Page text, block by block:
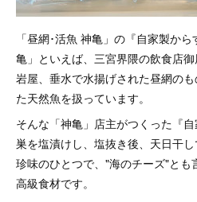
「昼網･活魚 神亀」の『自家製か
亀」といえば、三宮界隈の飲食店
岩屋、垂水で水揚げされた昼網の
た天然魚を扱っています。
そんな「神亀」店主がつくった『
巣を塩漬けし、塩抜き後、天日干
珍味のひとつで、"海のチーズ"と
高級食材です。